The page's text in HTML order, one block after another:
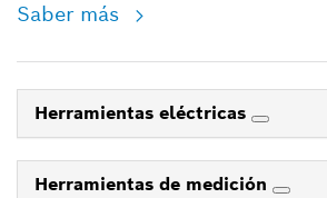
Saber más
Herramientas eléctricas
Herramientas de medición